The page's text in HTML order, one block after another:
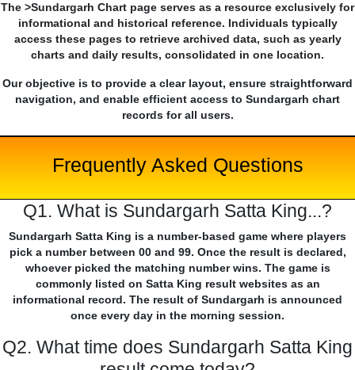
The >Sundargarh Chart page serves as a resource exclusively for
informational and historical reference. Individuals typically
access these pages to retrieve archived data, such as yearly
charts and daily results, consolidated in one location.
Our objective is to provide a clear layout, ensure straightforward
navigation, and enable efficient access to Sundargarh chart
records for all users.
Frequently Asked Questions
Q1. What is Sundargarh Satta King...?
Sundargarh Satta King is a number-based game where players
pick a number between 00 and 99. Once the result is declared,
whoever picked the matching number wins. The game is
commonly listed on Satta King result websites as an
informational record. The result of Sundargarh is announced
once every day in the morning session.
Q2. What time does Sundargarh Satta King